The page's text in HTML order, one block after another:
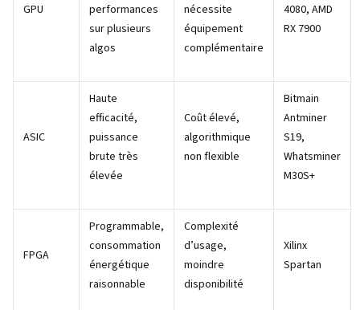
GPU
performances
sur plusieurs
algos
nécessite
équipement
complémentaire
4080, AMD
RX 7900
ASIC
Haute
efficacité,
puissance
brute très
élevée
Coût élevé,
algorithmique
non flexible
Bitmain
Antminer
S19,
Whatsminer
M30S+
FPGA
Programmable,
consommation
énergétique
raisonnable
Complexité
d’usage,
moindre
disponibilité
Xilinx
Spartan